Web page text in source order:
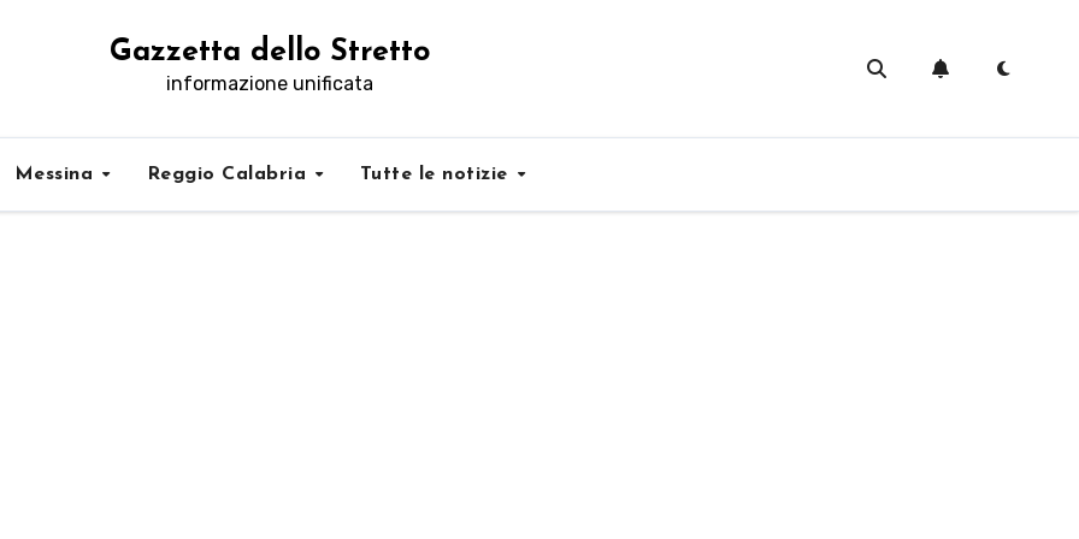
Gazzetta dello Stretto
informazione unificata
Messina Reggio Calabria Tutte le notizie